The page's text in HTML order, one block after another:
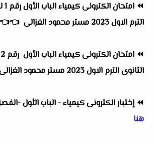
⏪
الترم الاول 2023 مستر محمود الغزالى
👈
👈
⏪
الثانوى الترم الاول 2023 مستر محمود الغزالى
⏪إختبار الكترونى كيمياء - الباب الأول -
هنا